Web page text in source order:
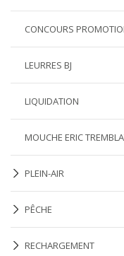
CONCOURS
LEURRES BJ
LIQUIDATION
MOUCHE ERIC
PLEIN-AIR
PÊCHE
RECHARGEMENT